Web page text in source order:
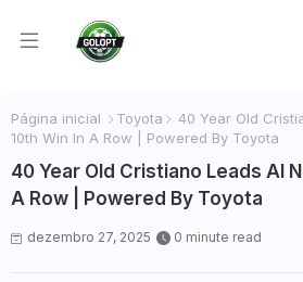
Página inicial Toyota
40 Year Old
10th Win In A Row | Powered By Toyota
40 Year Old Cristiano Leads Al
A Row | Powered By Toyota
dezembro 27, 2025 0 minute read